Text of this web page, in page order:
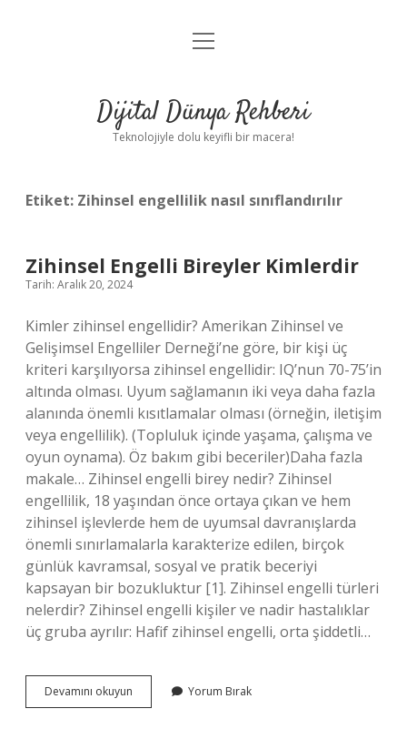
Anasayfa
Yasal Uyarı
menüyü
Dijital Dünya Rehberi
Teknolojiyle dolu keyifli bir macera!
Etiket: Zihinsel engellilik nasıl sınıflandırılır
Zihinsel Engelli Bireyler Kimlerdir
Tarih: Aralık 20, 2024
Kimler zihinsel engellidir? Amerikan Zihinsel ve
Gelişimsel Engelliler Derneği’ne göre, bir kişi üç
kriteri karşılıyorsa zihinsel engellidir: IQ’nun 70-75’in
altında olması. Uyum sağlamanın iki veya daha fazla
alanında önemli kısıtlamalar olması (örneğin, iletişim
veya engellilik). (Topluluk içinde yaşama, çalışma ve
oyun oynama). Öz bakım gibi beceriler)Daha fazla
makale… Zihinsel engelli birey nedir? Zihinsel
engellilik, 18 yaşından önce ortaya çıkan ve hem
zihinsel işlevlerde hem de uyumsal davranışlarda
önemli sınırlamalarla karakterize edilen, birçok
günlük kavramsal, sosyal ve pratik beceriyi
kapsayan bir bozukluktur [1]. Zihinsel engelli türleri
nelerdir? Zihinsel engelli kişiler ve nadir hastalıklar
üç gruba ayrılır: Hafif zihinsel engelli, orta şiddetli…
Devamını okuyun
Engelli
Yorum Bırak